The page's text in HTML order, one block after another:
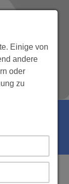
Einige von
andere
oder
zu